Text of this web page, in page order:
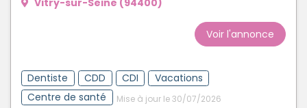
Voir l'annonce
Dentiste CDD CDI
Vacations
Centre de santé
Mise à jour le 30/07/2026